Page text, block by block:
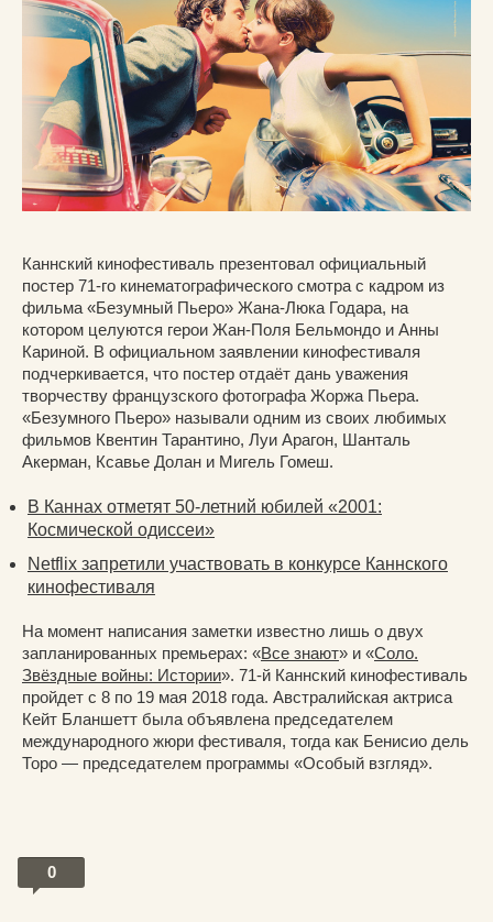
Каннский кинофестиваль презентовал официальный
постер 71-го кинематографического смотра с кадром из
фильма «Безумный Пьеро» Жана-Люка Годара, на
котором целуются герои Жан-Поля Бельмондо и Анны
Кариной. В официальном заявлении кинофестиваля
подчеркивается, что постер отдаёт дань уважения
творчеству французского фотографа Жоржа Пьера.
«Безумного Пьеро» называли одним из своих любимых
фильмов Квентин Тарантино, Луи Арагон, Шанталь
Акерман, Ксавье Долан и Мигель Гомеш.
В Каннах отметят 50-летний юбилей «2001:
Космической одиссеи»
Netflix запретили участвовать в конкурсе Каннского
кинофестиваля
На момент написания заметки известно лишь о двух
запланированных премьерах: «Все знают» и «Соло.
Звёздные войны: Истории». 71-й Каннский кинофестиваль
пройдет с 8 по 19 мая 2018 года. Австралийская актриса
Кейт Бланшетт была объявлена председателем
международного жюри фестиваля, тогда как Бенисио дель
Торо — председателем программы «Особый взгляд».
0